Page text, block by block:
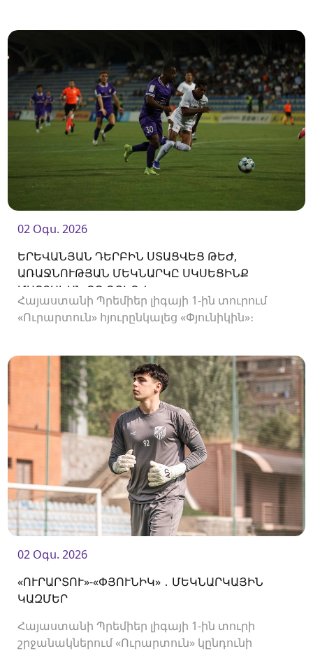
02 Օգս. 2026
ԵՐԵՎԱՆՅԱՆ ԴԵՐԲԻՆ ՍՏԱՑՎԵՑ ԹԵԺ,
ԱՌԱՋՆՈՒԹՅԱՆ ՄԵԿՆԱՐԿԸ ՍԿՍԵՑԻՆՔ
ՄԱՐՏԱԿԱՆ ՈՉ-ՈՔԻՈՎ
Հայաստանի Պրեմիեր լիգայի 1-ին տուրում
«Ուրարտուն» հյուրընկալեց «Փյունիկին»։
02 Օգս. 2026
«ՈՒՐԱՐՏՈՒ»-«ՓՅՈՒՆԻԿ» ․ ՄԵԿՆԱՐԿԱՅԻՆ
ԿԱԶՄԵՐ
Հայաստանի Պրեմիեր լիգայի 1-ին տուրի
շրջանակներում «Ուրարտուն» կընդունի